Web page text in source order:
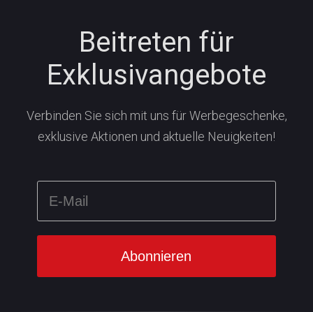
Beitreten für
Exklusivangebote
Verbinden Sie sich mit uns für Werbegeschenke,
exklusive Aktionen und aktuelle Neuigkeiten!